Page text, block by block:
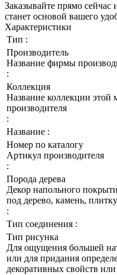
Заказывайте прямо сейчас
станет основой вашего
Характеристики
Тип :
Производитель
Название фирмы
:
Коллекция
Название коллекции этой
производителя
:
Название :
Номер по каталогу
Артикул производителя
:
Порода дерева
Декор напольного
под дерево, камень,
:
Тип соединения :
Тип рисунка
Для ощущения большей
или для придания
декоративных свойств или